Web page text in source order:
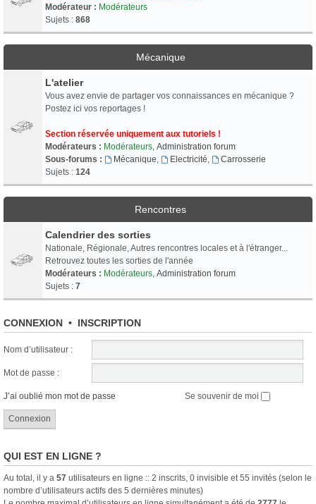
Modérateur : Modérateurs
Sujets : 868
Mécanique
L'atelier
Vous avez envie de partager vos connaissances en mécanique ?
Postez ici vos reportages !
Section réservée uniquement aux tutoriels !
Modérateurs : Modérateurs, Administration forum
Sous-forums :
Mécanique, Electricité,
Carrosserie
Sujets : 124
Rencontres
Calendrier des sorties
Nationale, Régionale, Autres rencontres locales et à l'étranger...
Retrouvez toutes les sorties de l'année
Modérateurs : Modérateurs, Administration forum
Sujets : 7
CONNEXION • INSCRIPTION
Nom d’utilisateur :
Mot de passe :
J’ai oublié mon mot de passe Se souvenir de moi
QUI EST EN LIGNE ?
Au total, il y a 57 utilisateurs en ligne :: 2 inscrits, 0 invisible et 55 invités (selon le
nombre d’utilisateurs actifs des 5 dernières minutes)